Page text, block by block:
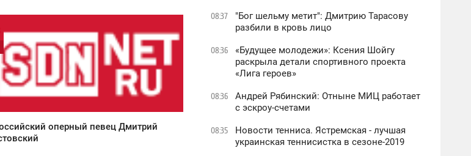
оперный певец Дмитрий
08:37
"Бог шельму метит": Дмитрию Тарасову
разбили в кровь лицо
08:36
«Будущее молодежи»: Ксения Шойгу
раскрыла детали спортивного проекта
«Лига героев»
08:36
Андрей Рябинский: Отныне МИЦ работает
с эскроу-счетами
08:35
Новости тенниса. Ястремская - лучшая
украинская теннисистка в сезоне-2019